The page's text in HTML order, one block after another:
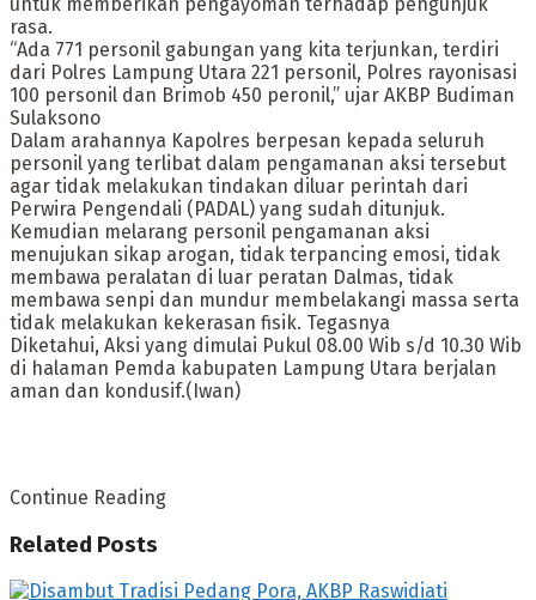
rasa.
“Ada 771 personil gabungan yang kita terjunkan, terdiri
dari Polres Lampung Utara 221 personil, Polres rayonisasi
100 personil dan Brimob 450 peronil,” ujar AKBP Budiman
Sulaksono
Dalam arahannya Kapolres berpesan kepada seluruh
personil yang terlibat dalam pengamanan aksi tersebut
agar tidak melakukan tindakan diluar perintah dari
Perwira Pengendali (PADAL) yang sudah ditunjuk.
Kemudian melarang personil pengamanan aksi
menujukan sikap arogan, tidak terpancing emosi, tidak
membawa peralatan di luar peratan Dalmas, tidak
membawa senpi dan mundur membelakangi massa serta
tidak melakukan kekerasan fisik. Tegasnya
Diketahui, Aksi yang dimulai Pukul 08.00 Wib s/d 10.30 Wib
di halaman Pemda kabupaten Lampung Utara berjalan
aman dan kondusif.(Iwan)
Continue Reading
Related Posts